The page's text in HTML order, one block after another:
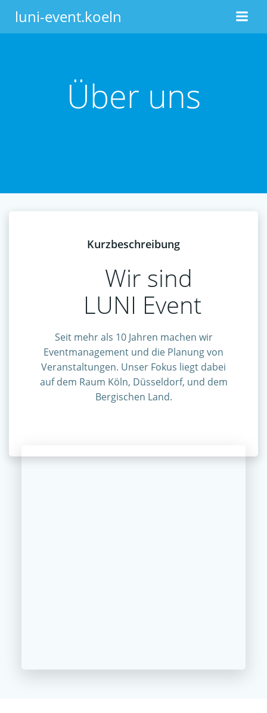
springen
luni-event.koeln
Über uns
Kurzbeschreibung
Wir sind
LUNI Event
Seit mehr als 10 Jahren machen wir
Eventmanagement und die Planung von
Veranstaltungen. Unser Fokus liegt dabei
auf dem Raum Köln, Düsseldorf, und dem
Bergischen Land.